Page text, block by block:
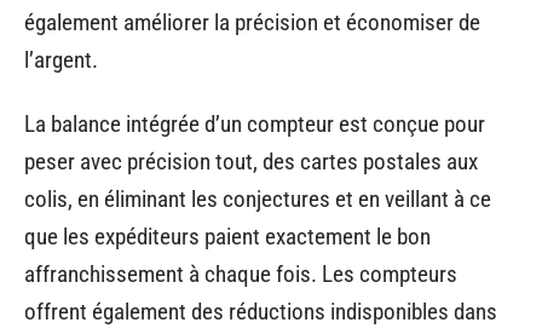
également améliorer la précision et économiser de
l’argent.
La balance intégrée d’un compteur est conçue pour
peser avec précision tout, des cartes postales aux
colis, en éliminant les conjectures et en veillant à ce
que les expéditeurs paient exactement le bon
affranchissement à chaque fois. Les compteurs
offrent également des réductions indisponibles dans